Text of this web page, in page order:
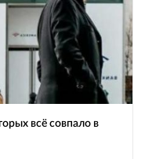
всё совпало в